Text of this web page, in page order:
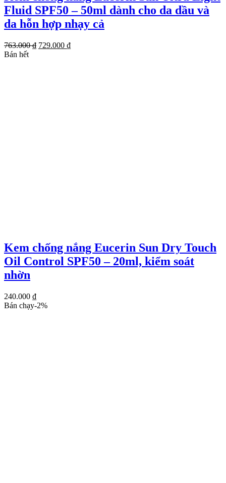
Fluid SPF50 – 50ml dành cho da dầu và
da hỗn hợp nhạy cả
763.000₫ Giá
729.000 ₫Giá
Bán hết
Kem chống nắng Eucerin Sun Dry Touch
Oil Control SPF50 – 20ml, kiểm soát
nhờn
240.000 ₫
Bán chạy-2%